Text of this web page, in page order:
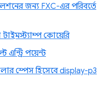
জন্য FXC-এর পরিবর্তে
কোয়েরি
পয়েন্ট
স্পেস হিসেবে display-p3